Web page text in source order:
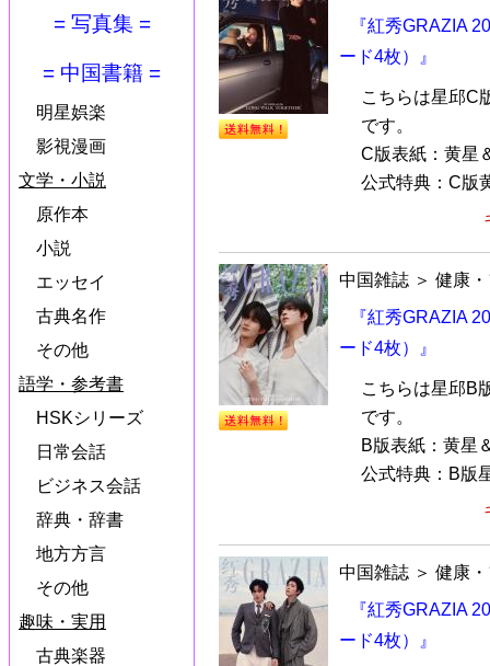
= 写真集 =
= 中国書籍 =
明星娯楽
影視漫画
文学・小説
原作本
小説
エッセイ
古典名作
その他
語学・参考書
HSKシリーズ
日常会話
ビジネス会話
辞典・辞書
地方方言
その他
趣味・実用
古典楽器
『紅秀GRAZIA
ード4枚）』
こちらは星邱C
です。
C版表紙：黄星
公式特典：C版
中国雑誌 ＞ 健康
『紅秀GRAZIA
ード4枚）』
こちらは星邱B
です。
B版表紙：黄星
公式特典：B版
中国雑誌 ＞ 健康
『紅秀GRAZIA
ード4枚）』